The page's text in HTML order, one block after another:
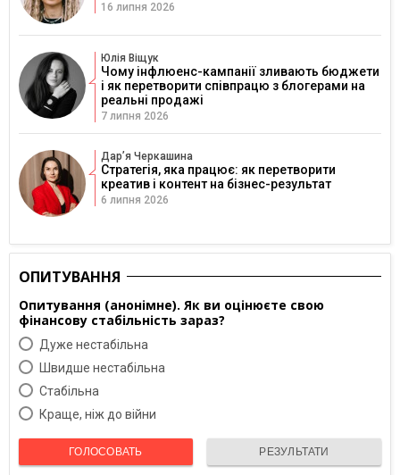
16 липня 2026
Юлія Віщук
Чому інфлюенс-кампанії зливають бюджети
і як перетворити співпрацю з блогерами на
реальні продажі
7 липня 2026
Дарʼя Черкашина
Стратегія, яка працює: як перетворити
креатив і контент на бізнес-результат
6 липня 2026
ОПИТУВАННЯ
Опитування (анонімне). Як ви оцінюєте свою
фінансову стабільність зараз?
Дуже нестабільна
Швидше нестабільна
Cтабільна
Краще, ніж до війни
ГОЛОСОВАТЬ РЕЗУЛЬТАТИ